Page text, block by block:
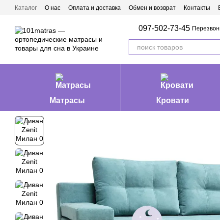
Перейти к основному контенту
Каталог О нас Оплата и доставка Обмен и возврат Контакты
097-502-73-45
Матрасы Кровати